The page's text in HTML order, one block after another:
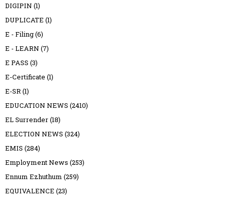
DIGIPIN (1)
DUPLICATE (1)
E - Filing(6)
E - LEARN (7)
E PASS (3)
E-Certificate (1)
E-SR(1)
EDUCATION NEWS (2410)
EL Surrender(18)
ELECTION NEWS (324)
EMIS (284)
Employment News (253)
Ennum Ezhuthum (259)
EQUIVALENCE (23)